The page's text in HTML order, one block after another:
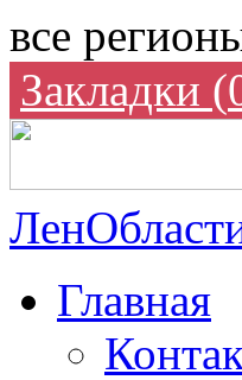
все
Закладки (
Главная